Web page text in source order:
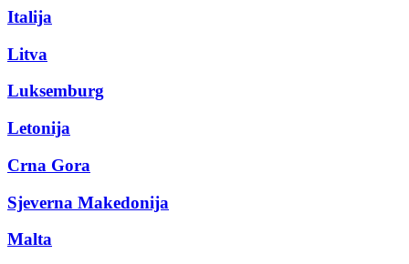
Italija
Litva
Luksemburg
Letonija
Crna Gora
Sjeverna Makedonija
Malta